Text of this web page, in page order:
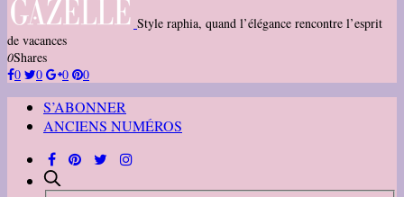
Style raphia, quand l’élégance rencontre l’esprit
de vacances
0Shares
0
0 0 0
S’ABONNER
ANCIENS NUMÉROS